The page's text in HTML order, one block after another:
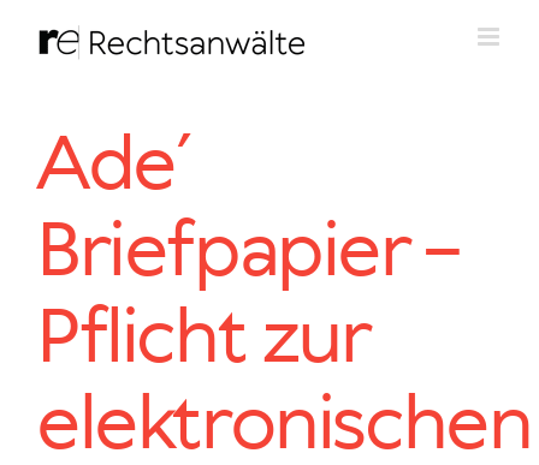
Inhalt
Ade´
Briefpapier –
Pflicht zur
elektronischen